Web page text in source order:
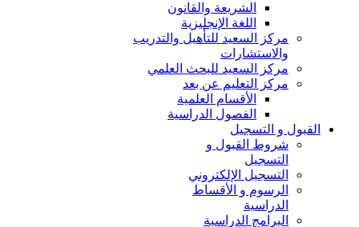
الشريعة والقانون
اللغة الإنجليزية
مركز السعيد للتأهيل والتدريب
والاستشارات
مركز السعيد للبحث العلمي
مركز التعليم عن بعد
الأقسام العلمية
الفصول الدراسية
القبول و التسجيل
شروط القبول و
التسجيل
التسجيل الإلكتروني
الرسوم و الأقساط
الدراسية
البرامج الدراسية